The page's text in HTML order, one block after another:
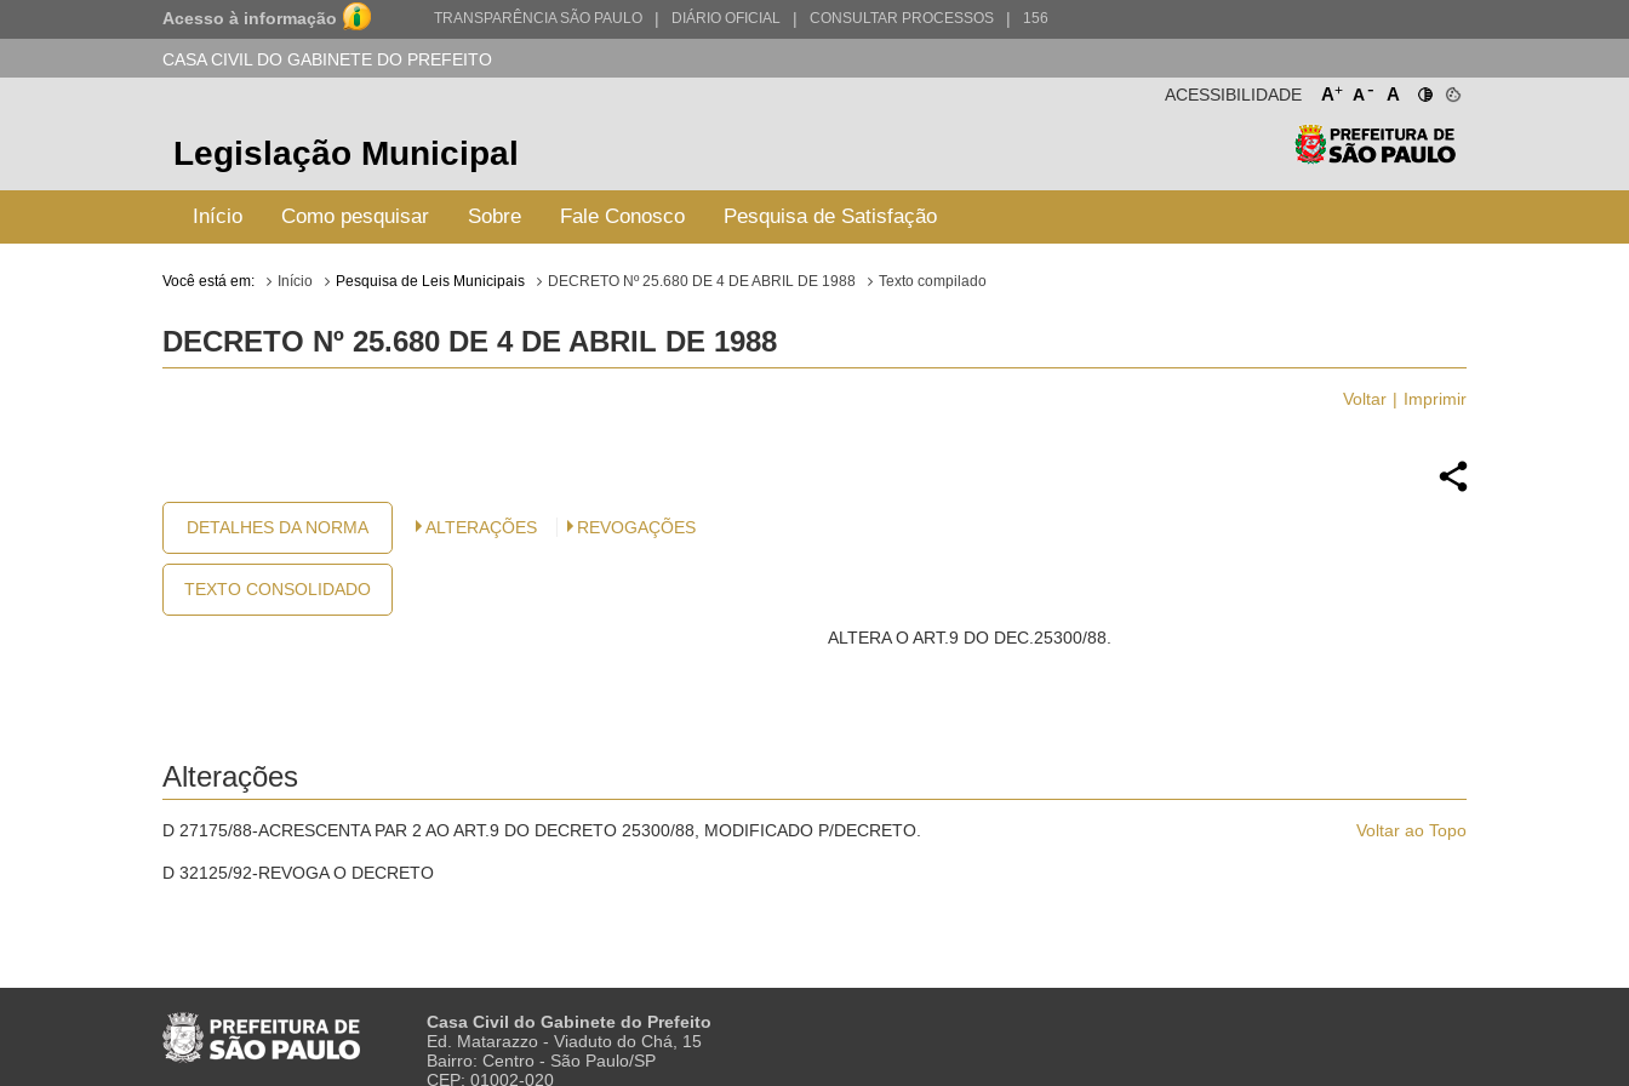
Acesso à informação TRANSPARÊNCIA SÃO PAULO | DIÁRIO OFICIAL | CONSULTAR PROCESSOS | 156
CASA CIVIL DO GABINETE DO PREFEITO
A+ A- A
ACESSIBILIDADE
Legislação Municipal
Início Como pesquisar Sobre Fale Conosco Pesquisa de Satisfação
Você está em: Início Pesquisa de Leis Municipais DECRETO Nº 25.680 DE 4 DE ABRIL DE 1988 Texto compilado
DECRETO Nº 25.680 DE 4 DE ABRIL DE 1988
Voltar Imprimir
DETALHES DA NORMA
TEXTO CONSOLIDADO
ALTERAÇÕES REVOGAÇÕES
ALTERA O ART.9 DO DEC.25300/88.
Alterações
Voltar ao Topo
D 27175/88-ACRESCENTA PAR 2 AO ART.9 DO DECRETO 25300/88, MODIFICADO P/DECRETO.
D 32125/92-REVOGA O DECRETO
Casa Civil do Gabinete do Prefeito
Ed. Matarazzo - Viaduto do Chá, 15
Bairro: Centro - São Paulo/SP
CEP: 01002-020